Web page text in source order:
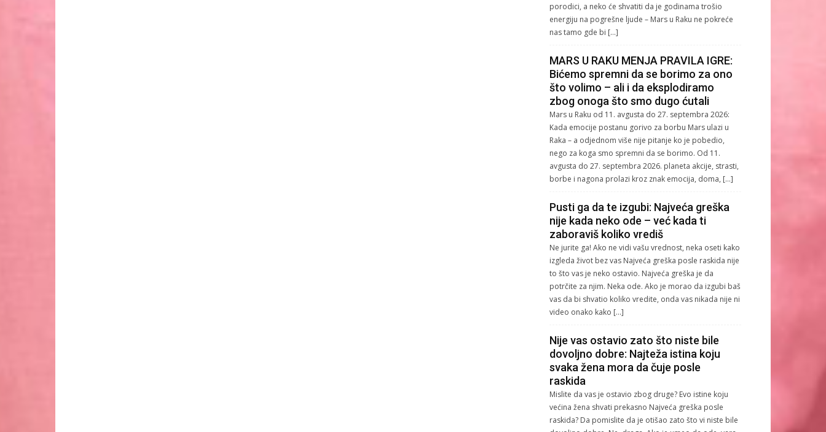
porodici, a neko će shvatiti da je godinama trošio
energiju na pogrešne ljude – Mars u Raku ne pokreće
nas tamo gde bi […]
MARS U RAKU MENJA PRAVILA IGRE:
Bićemo spremni da se borimo za ono
što volimo – ali i da eksplodiramo
zbog onoga što smo dugo ćutali
Mars u Raku od 11. avgusta do 27. septembra 2026:
Kada emocije postanu gorivo za borbu Mars ulazi u
Raka – a odjednom više nije pitanje ko je pobedio,
nego za koga smo spremni da se borimo. Od 11.
avgusta do 27. septembra 2026. planeta akcije, strasti,
borbe i nagona prolazi kroz znak emocija, doma, […]
Pusti ga da te izgubi: Najveća greška
nije kada neko ode – već kada ti
zaboraviš koliko vrediš
Ne jurite ga! Ako ne vidi vašu vrednost, neka oseti kako
izgleda život bez vas Najveća greška posle raskida nije
to što vas je neko ostavio. Najveća greška je da
potrčite za njim. Neka ode. Ako je morao da izgubi baš
vas da bi shvatio koliko vredite, onda vas nikada nije ni
video onako kako […]
Nije vas ostavio zato što niste bile
dovoljno dobre: Najteža istina koju
svaka žena mora da čuje posle
raskida
Mislite da vas je ostavio zbog druge? Evo istine koju
većina žena shvati prekasno Najveća greška posle
raskida? Da pomislite da je otišao zato što vi niste bile